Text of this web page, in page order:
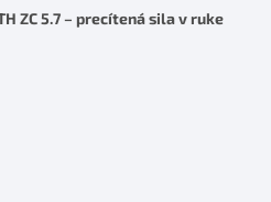
ZC 5.7 – precítená sila v ruke